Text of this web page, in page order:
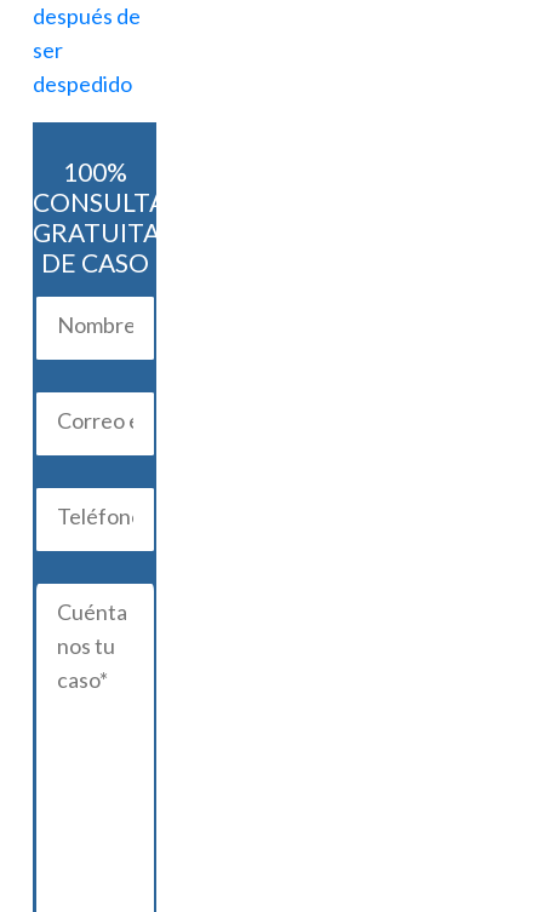
100%
CONSULTA
GRATUITA
DE CASO